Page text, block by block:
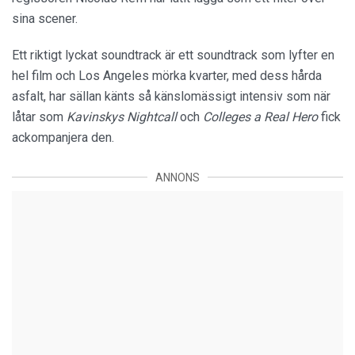
sina scener.
Ett riktigt lyckat soundtrack är ett soundtrack som lyfter en
hel film och Los Angeles mörka kvarter, med dess hårda
asfalt, har sällan känts så känslomässigt intensiv som när
låtar som Kavinskys Nightcalloch Colleges a Real Herofick
ackompanjera den.
ANNONS